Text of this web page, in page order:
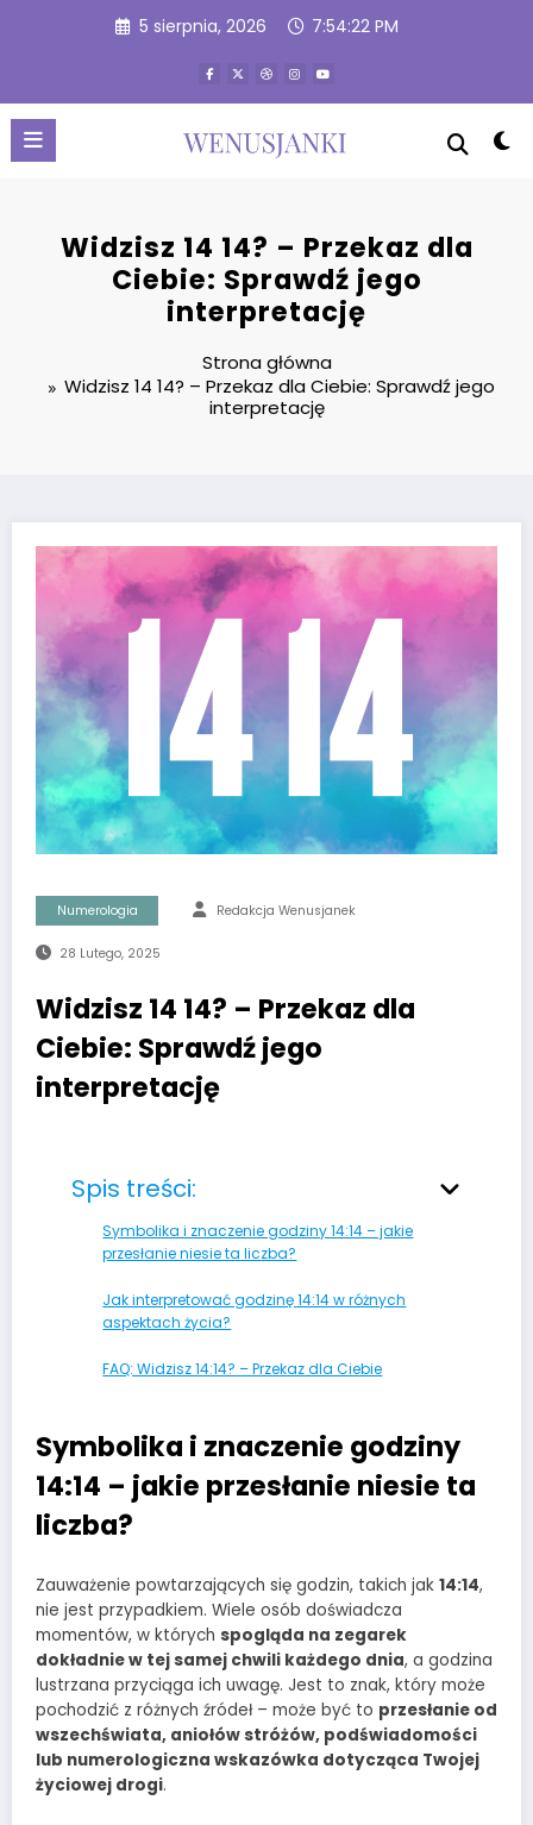
5 sierpnia, 2026 7:54:23 PM
Widzisz 14 14? – Przekaz dla
Ciebie: Sprawdź jego
interpretację
Strona główna
Widzisz 14 14? – Przekaz dla Ciebie: Sprawdź jego
interpretację
Numerologia Redakcja Wenusjanek
28 Lutego, 2025
Widzisz 14 14? – Przekaz dla
Ciebie: Sprawdź jego
interpretację
Spis treści:
Symbolika i znaczenie godziny 14:14 – jakie
przesłanie niesie ta liczba?
Jak interpretować godzinę 14:14 w różnych
aspektach życia?
FAQ: Widzisz 14:14? – Przekaz dla Ciebie
Symbolika i znaczenie godziny
14:14 – jakie przesłanie niesie ta
liczba?
Zauważenie powtarzających się godzin, takich jak 14:14,
nie jest przypadkiem. Wiele osób doświadcza
momentów, w których spogląda na zegarek
dokładnie w tej samej chwili każdego dnia, a godzina
lustrzana przyciąga ich uwagę. Jest to znak, który może
pochodzić z różnych źródeł – może być to przesłanie od
wszechświata, aniołów stróżów, podświadomości
lub numerologiczna wskazówka dotycząca Twojej
życiowej drogi.